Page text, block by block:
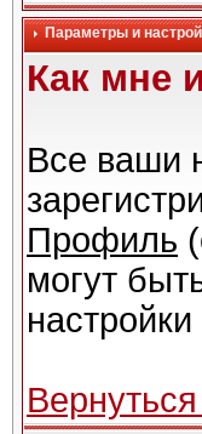
Параметры и
Как мне
Все ваши
Профиль
могут
настройки